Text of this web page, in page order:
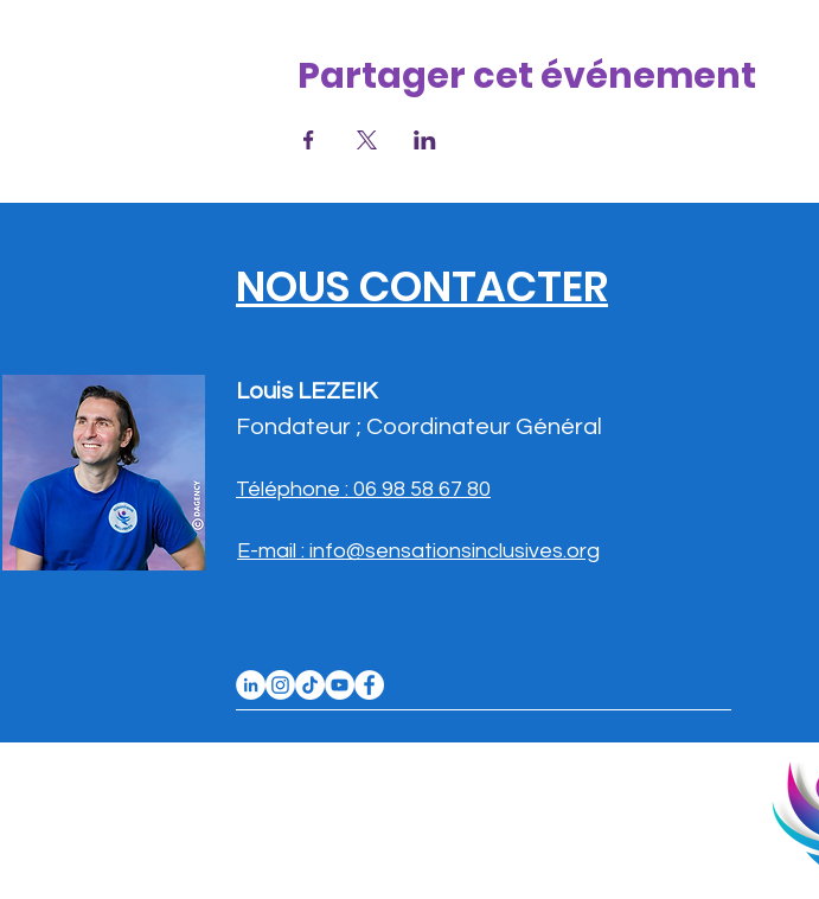
Partager cet événement
NOUS CONTACTER
Louis LEZEIK
Fondateur ; Coordinateur Général
Téléphone : 06 98 58 67 80
E-mail : info@sensationsinclusives.org